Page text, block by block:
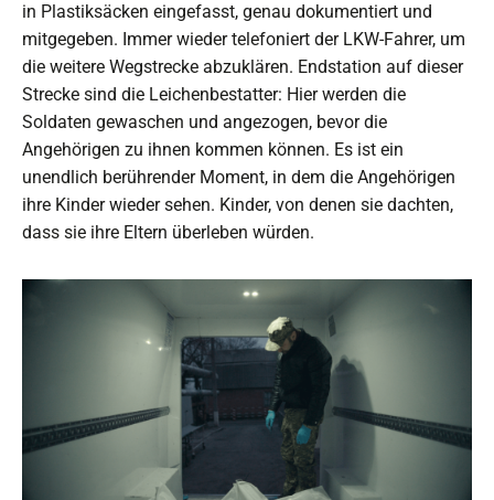
in Plastiksäcken eingefasst, genau dokumentiert und
mitgegeben. Immer wieder telefoniert der LKW-Fahrer, um
die weitere Wegstrecke abzuklären. Endstation auf dieser
Strecke sind die Leichenbestatter: Hier werden die
Soldaten gewaschen und angezogen, bevor die
Angehörigen zu ihnen kommen können. Es ist ein
unendlich berührender Moment, in dem die Angehörigen
ihre Kinder wieder sehen. Kinder, von denen sie dachten,
dass sie ihre Eltern überleben würden.